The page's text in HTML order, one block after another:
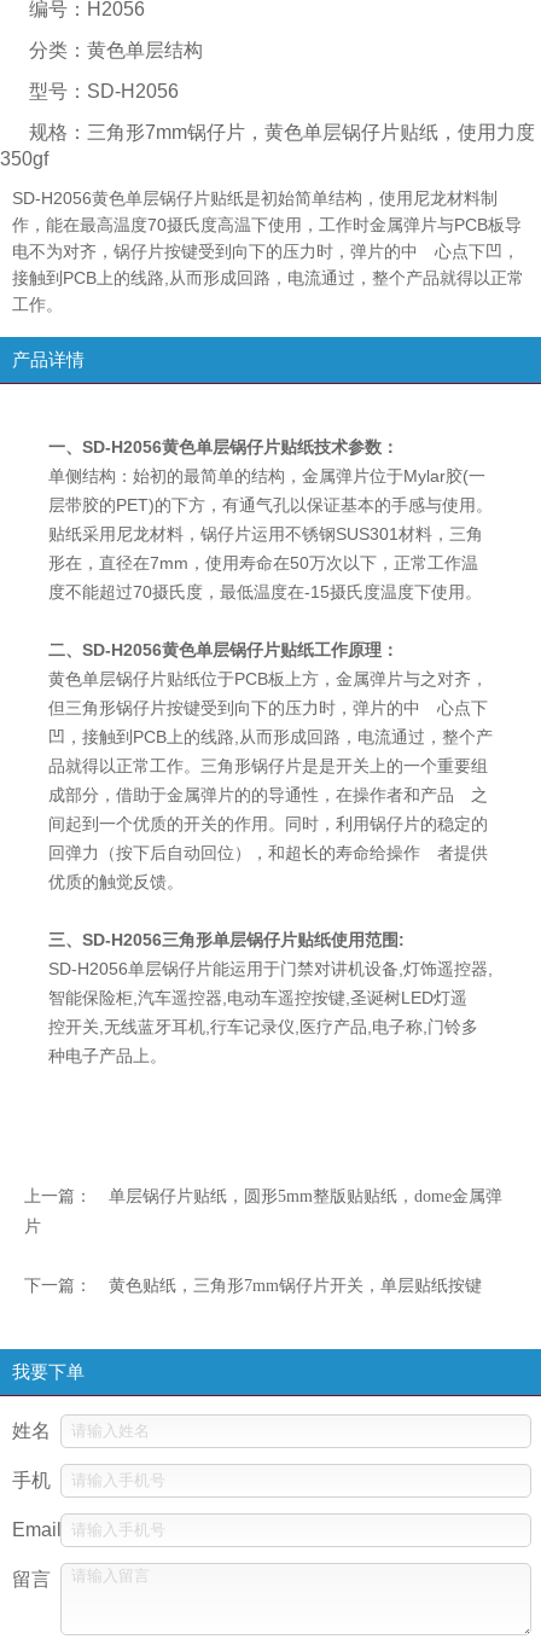
编号： H2056
分类： 黄色单层结构
型号： SD-H2056
规格： 三角形7mm锅仔片，黄色单层锅仔片贴纸，使用力度
350gf
SD-H2056黄色单层锅仔片贴纸是初始简单结构，使用尼龙材料制
作，能在最高温度70摄氏度高温下使用，工作时金属弹片与PCB板导
电不为对齐，锅仔片按键受到向下的压力时，弹片的中 心点下凹，
接触到PCB上的线路,从而形成回路，电流通过，整个产品就得以正常
工作。
产品详情
一、SD-H2056黄色单层锅仔片贴纸技术参数：
单侧结构：始初的最简单的结构，金属弹片位于Mylar胶(一
层带胶的PET)的下方，有通气孔以保证基本的手感与使用。
贴纸采用尼龙材料，锅仔片运用不锈钢SUS301材料，三角
形在，直径在7mm，使用寿命在50万次以下，正常工作温
度不能超过70摄氏度，最低温度在-15摄氏度温度下使用。
二、SD-H2056黄色单层锅仔片贴纸工作原理：
黄色单层锅仔片贴纸位于PCB板上方，金属弹片与之对齐，
但三角形锅仔片按键受到向下的压力时，弹片的中 心点下
凹，接触到PCB上的线路,从而形成回路，电流通过，整个产
品就得以正常工作。三角形锅仔片是是开关上的一个重要组
成部分，借助于金属弹片的的导通性，在操作者和产品 之
间起到一个优质的开关的作用。同时，利用锅仔片的稳定的
回弹力（按下后自动回位），和超长的寿命给操作 者提供
优质的触觉反馈。
三、SD-H2056三角形单层锅仔片贴纸使用范围:
SD-H2056单层锅仔片能运用于门禁对讲机设备,灯饰遥控器,
智能保险柜,汽车遥控器,电动车遥控按键,圣诞树LED灯遥
控开关,无线蓝牙耳机,行车记录仪,医疗产品,电子称,门铃多
种电子产品上。
上一篇：
单层锅仔片贴纸，圆形5mm整版贴贴纸，dome金属弹
片
下一篇： 黄色贴纸，三角形7mm锅仔片开关，单层贴纸按键
我要下单
姓名
手机
Email
留言